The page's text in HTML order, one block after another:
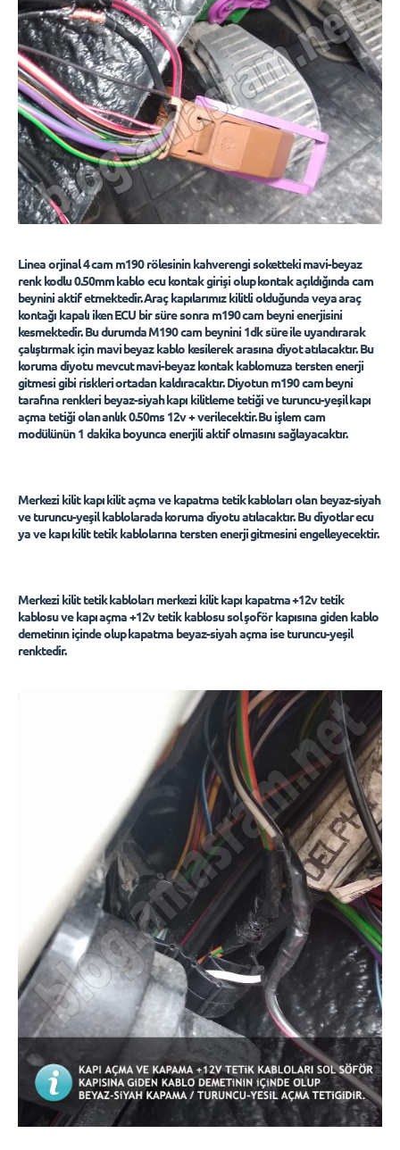
Linea orjinal 4 cam m190 rölesinin kahverengi soketteki mavi-beyaz
renk kodlu 0.50mm kablo ecu kontak girişi olup kontak açıldığında cam
beynini aktif etmektedir. Araç kapılarımız kilitli olduğunda veya araç
kontağı kapalı iken ECU bir süre sonra m190 cam beyni enerjisini
kesmektedir. Bu durumda M190 cam beynini 1dk süre ile uyandırarak
çalıştırmak için mavi beyaz kablo kesilerek arasına diyot atılacaktır. Bu
koruma diyotu mevcut mavi-beyaz kontak kablomuza tersten enerji
gitmesi gibi riskleri ortadan kaldıracaktır. Diyotun m190 cam beyni
tarafına renkleri beyaz-siyah kapı kilitleme tetiği ve turuncu-yeşil kapı
açma tetiği olan anlık 0.50ms 12v + verilecektir. Bu işlem cam
modülünün 1 dakika boyunca enerjili aktif olmasını sağlayacaktır.
Merkezi kilit kapı kilit açma ve kapatma tetik kabloları olan beyaz-siyah
ve turuncu-yeşil kablolarada koruma diyotu atılacaktır. Bu diyotlar ecu
ya ve kapı kilit tetik kablolarına tersten enerji gitmesini engelleyecektir.
Merkezi kilit tetik kabloları merkezi kilit kapı kapatma +12v tetik
kablosu ve kapı açma +12v tetik kablosu sol şoför kapısına giden kablo
demetinın içinde olup kapatma beyaz-siyah açma ise turuncu-yeşil
renktedir.